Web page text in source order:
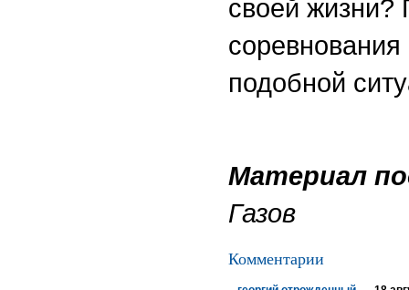
своей жизни?
подобной
Материал
Газов
Комментарии